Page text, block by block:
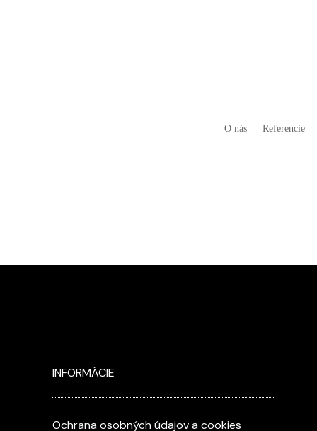
O nás Referencie
INFORMÁCIE
Ochrana osobných údajov a cookies